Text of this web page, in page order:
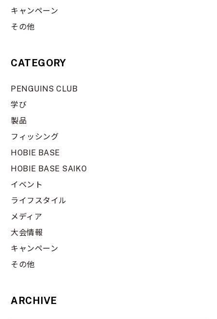
キャンペーン
その他
CATEGORY
PENGUINS CLUB
学び
製品
フィッシング
HOBIE BASE
HOBIE BASE SAIKO
イベント
ライフスタイル
メディア
大会情報
キャンペーン
その他
ARCHIVE